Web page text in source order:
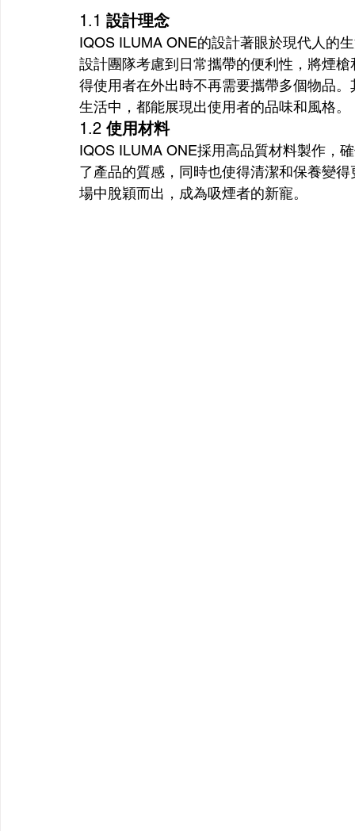
1.1 設計理念
IQOS ILUMA ONE的設計著眼於現代人的
設計團隊考慮到日常攜帶的便利性，將煙
得使用者在外出時不再需要攜帶多個物品
生活中，都能展現出使用者的品味和風格。
1.2 使用材料
IQOS ILUMA ONE採用高品質材料製作，
了產品的質感，同時也使得清潔和保養變
場中脫穎而出，成為吸煙者的新寵。